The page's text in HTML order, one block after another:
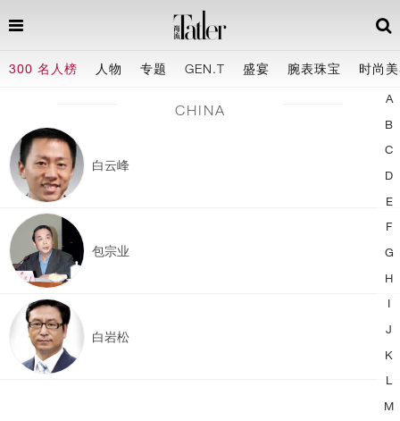
300 名人榜 人物 专题 GEN.T 盛宴 腕表珠宝 时尚
CHINA
白云峰
包宗业
白岩松
A
B
C
D
E
F
G
H
I
J
K
L
M